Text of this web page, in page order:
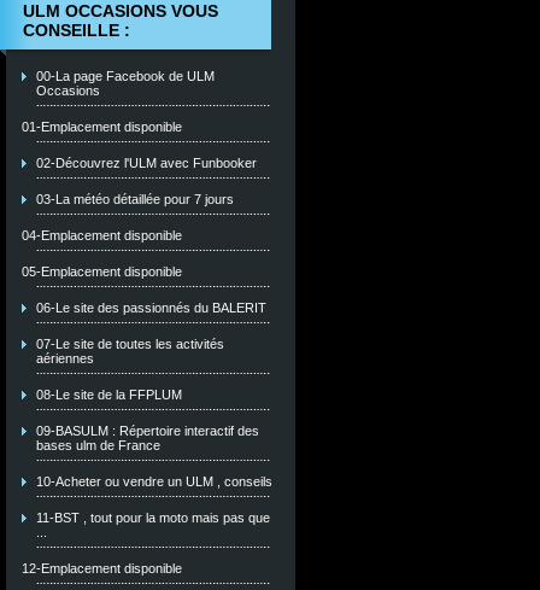
ULM OCCASIONS VOUS
CONSEILLE :
00-La page Facebook de ULM
Occasions
01-Emplacement disponible
02-Découvrez l'ULM avec Funbooker
03-La météo détaillée pour 7 jours
04-Emplacement disponible
05-Emplacement disponible
06-Le site des passionnés du BALERIT
07-Le site de toutes les activités
aériennes
08-Le site de la FFPLUM
09-BASULM : Répertoire interactif des
bases ulm de France
10-Acheter ou vendre un ULM , conseils
11-BST , tout pour la moto mais pas que
12-Emplacement disponible